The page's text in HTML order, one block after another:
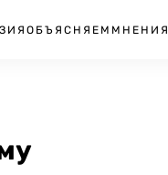
ОБЪЯСНЯЕМ МНЕНИЯ